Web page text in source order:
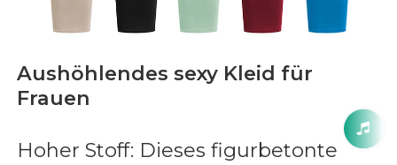
Aushöhlendes sexy Kleid für
Frauen
Hoher Stoff: Dieses figurbetonte